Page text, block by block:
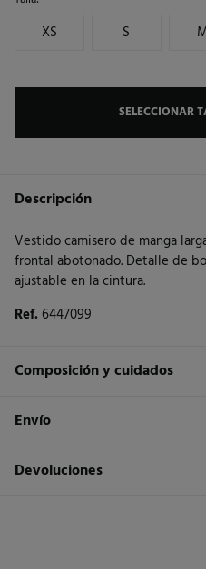
XS S
SELECCIONAR
Descripción
Vestido camisero de manga
frontal abotonado. Detalle de
ajustable en la cintura.
Ref. 6447099
Composición y cuidados
Composición
Cuidados
Envío
Envío a tienda
Devoluciones